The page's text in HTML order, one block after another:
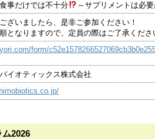
事だけでは不十分
～サプリメントは必
ざいましたら、是非ご参加ください！
となりますので、定員の際はご了承くださ
form/
イオティックス株式会社
2026